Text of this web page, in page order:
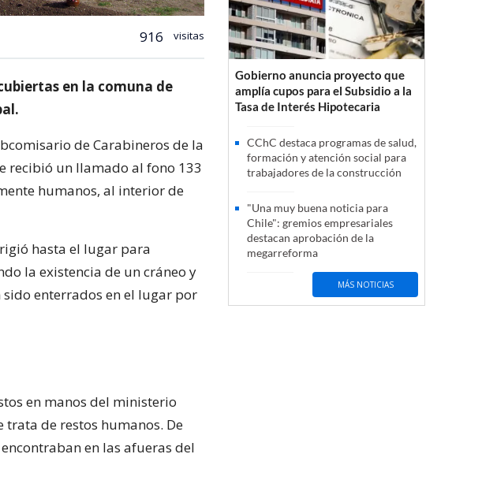
916 visitas
en la comuna de
de Carabineros de la
recibió un llamado al fono 133
humanos, al interior de
hasta el lugar para
la existencia de un cráneo y
enterrados en el lugar por
en manos del ministerio
trata de restos humanos. De
en las afueras del
Gobierno anuncia proyecto que
amplía cupos para el Subsidio a la
Tasa de Interés Hipotecaria
CChC destaca programas de salud,
formación y atención social para
trabajadores de la construcción
"Una muy buena noticia para
Chile": gremios empresariales
destacan aprobación de la
megarreforma
MÁS NOTICIAS